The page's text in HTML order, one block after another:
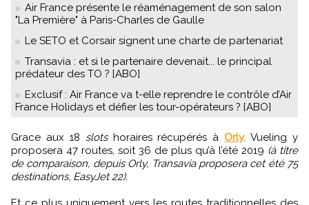
Air France présente le réaménagement de son salon
"La Première" à Paris-Charles de Gaulle
Le SETO et Corsair signent une charte de partenariat
Transavia : et si le partenaire devenait... le principal
prédateur des TO ? [ABO]
Exclusif : Air France va t-elle reprendre le contrôle d’Air
France Holidays et défier les tour-opérateurs ? [ABO]
Grace aux 18 slotshoraires récupérés à Orly, Vueling y
proposera 47 routes, soit 36 de plus qu’à l’été 2019 (à titre
de comparaison, depuis Orly, Transavia proposera cet été 75
destinations, EasyJet 22).